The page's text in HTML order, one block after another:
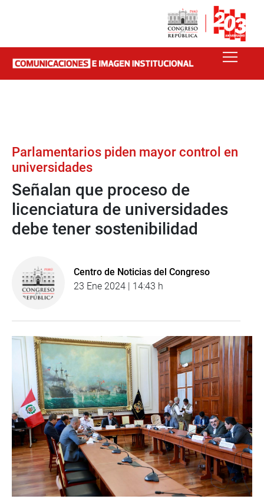
Parlamentarios piden mayor control en
universidades
Señalan que proceso de
licenciatura de universidades
debe tener sostenibilidad
Centro de Noticias del Congreso
23 Ene 2024 | 14:43 h